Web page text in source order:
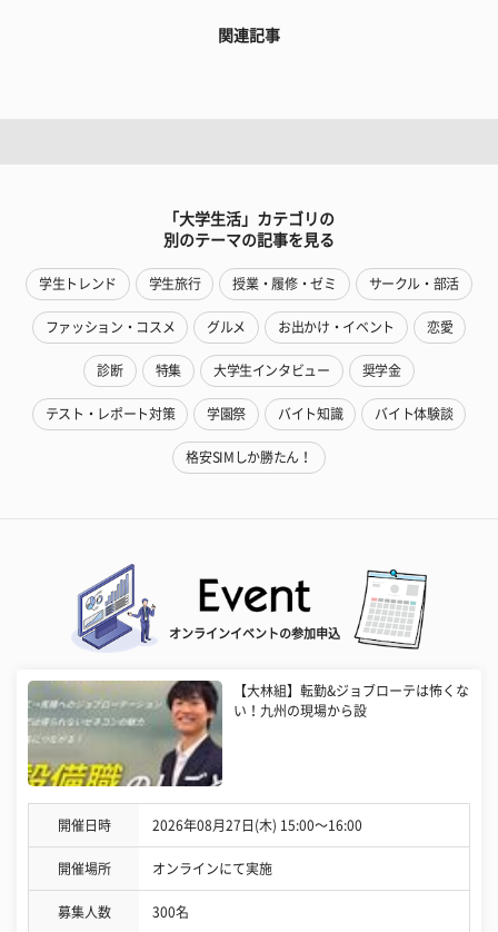
関連記事
「大学生活」カテゴリの
別のテーマの記事を見る
学生トレンド 学生旅行 授業・履修・ゼミ サークル・部活
ファッション・コスメ グルメ お出かけ・イベント 恋愛
診断 特集 大学生インタビュー 奨学金
テスト・レポート対策 学園祭 バイト知識 バイト体験談
格安SIMしか勝たん！
オンラインイベントの参加申込
【大林組】転勤&ジョブローテは怖くな
い！九州の現場から設
開催日時 2026年08月27日(木) 15:00〜16:00
開催場所 オンラインにて実施
募集人数 300名